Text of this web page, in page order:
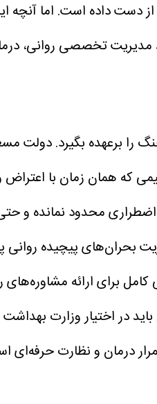
دست داده است. اما آنچه
مدیریت تخصصی روانی،
جنگ را برعهده بگیرد. دولت
که همان زمان با
محدود نمانده و
بحران‌های پیچیده
برای ارائه مشاوره‌های
در اختیار وزارت
درمان و نظارت حرفه‌ای